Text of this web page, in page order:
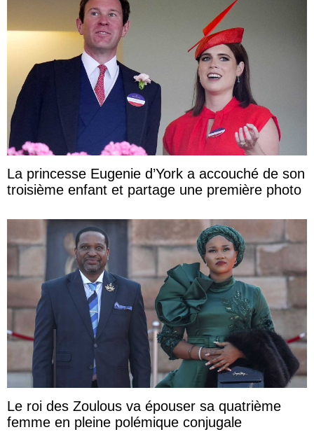
La princesse Eugenie d’York a accouché de son
troisième enfant et partage une première photo
Le roi des Zoulous va épouser sa quatrième
femme en pleine polémique conjugale